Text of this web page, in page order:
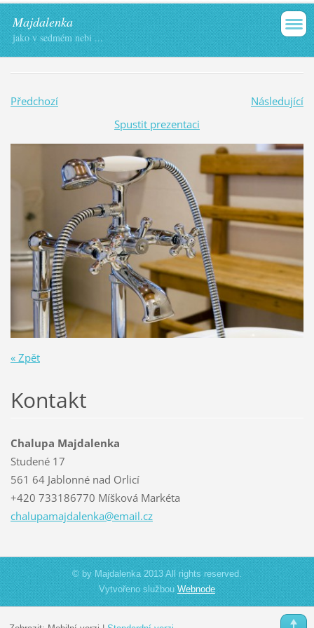
Majdalenka
jako v sedmém nebi ...
Předchozí
Následující
Spustit prezentaci
« Zpět
Kontakt
Chalupa Majdalenka
Studené 17
561 64 Jablonné nad Orlicí
+420 733186770 Míšková Markéta
chalupamajdalenka@email.cz
© by Majdalenka 2013 All rights reserved.
Vytvořeno službouWebnode